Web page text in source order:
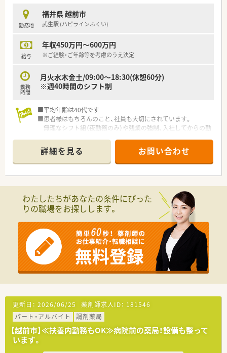
勤務地
福井県 越前市
武生駅 (ハピラインふくい)
給与
年収450万円～600万円
※ご経験・ご年齢等を考慮のうえ決定
勤務
時間
月火水木金土/09:00～18:30(休憩60分)
※週40時間のシフト制
■平均年齢は40代です
■患者様はもちろんのこと、社員も大切にされています。
無理なシフト組（夜勤務のみ）や残業の強制、入社してからの勤
■アットホームな環境です。ベテランの薬剤師様含め、皆優しく
親切な方ばかりでオススメです
■最寄り駅から徒歩10分程度、もちろん車通勤も可能です。
詳細を見る お問い合わせ
わたしたちがあなたの条件にぴった
りの職場をお探しします。
更新日： 2026/06/25 薬剤師求人ID： 181546
パート・アルバイト
調剤薬局
【越前市】≪扶養内勤務もOK≫病院前の薬局！設備も整って
います。